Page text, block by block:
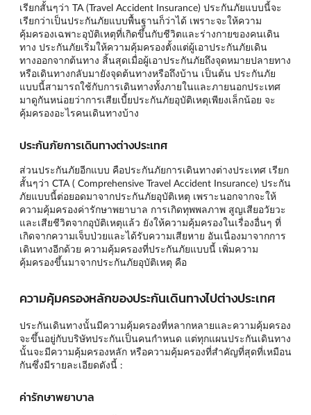
เรียกสั้นๆว่า TA (Travel Accident Insurance) ประกันภัยแบบนี้จะ
เรียกว่าเป็นประกันภัยแบบพื้นฐานก็ว่าได้ เพราะจะให้ความ
คุ้มครองเฉพาะอุบัติเหตุที่เกิดขึ้นกับชีวิตและร่างกายของคนเดิน
ทาง ประกันภัยเริ่มให้ความคุ้มครองตั้งแต่ผู้เอาประกันภัยเดิน
ทางออกจากต้นทาง สิ้นสุดเมื่อผู้เอาประกันภัยถึงจุดหมายปลายทาง
หรือเดินทางกลับมายังจุดต้นทางหรือถึงบ้าน เป็นต้น ประกันภัย
แบบนี้สามารถใช้กับการเดินทางทั้งภายในและภายนอกประเทศ
มาดูกันหน่อยว่าการเสียเบี้ยประกันภัยอุบัติเหตุเพียงเล็กน้อย จะ
คุ้มครองอะไรคนเดินทางบ้าง
ประกันภัยการเดินทางต่างประเทศ
ส่วนประกันภัยอีกแบบ คือประกันภัยการเดินทางต่างประเทศ เรียก
สั้นๆว่า CTA ( Comprehensive Travel Accident Insurance) ประกัน
ภัยแบบนี้ต่อยอดมาจากประกันภัยอุบัติเหตุ เพราะนอกจากจะให้
ความคุ้มครองค่ารักษาพยาบาล การเกิดทุพพลภาพ สูญเสียอวัยวะ
และเสียชีวิตจากอุบัติเหตุแล้ว ยังให้ความคุ้มครองในเรื่องอื่นๆ ที่
เกิดจากความเจ็บป่วยและได้รับความเสียหาย อันเนื่องมาจากการ
เดินทางอีกด้วย ความคุ้มครองที่ประกันภัยแบบนี้ เพิ่มความ
คุ้มครองขึ้นมาจากประกันภัยอุบัติเหตุ คือ
ความคุ้มครองหลักของประกันเดินทางไปต่างประเทศ
ประกันเดินทางนั้นมีความคุ้มครองที่หลากหลายและความคุ้มครอง
จะขึ้นอยู่กับบริษัทประกันเป็นคนกำหนด แต่ทุกแผนประกันเดินทาง
นั้นจะมีความคุ้มครองหลัก หรือความคุ้มครองที่สำคัญที่สุดที่เหมือน
กันซึ่งมีรายละเอียดดังนี้ :
ค่ารักษาพยาบาล